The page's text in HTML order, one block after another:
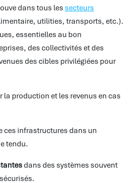
dans tous les secteurs
utilities, transports, etc.).
essentielles au bon
des collectivités et des
des cibles privilégiées pour
la production et les revenus en cas
ces infrastructures dans un
tendu.
dans des systèmes souvent